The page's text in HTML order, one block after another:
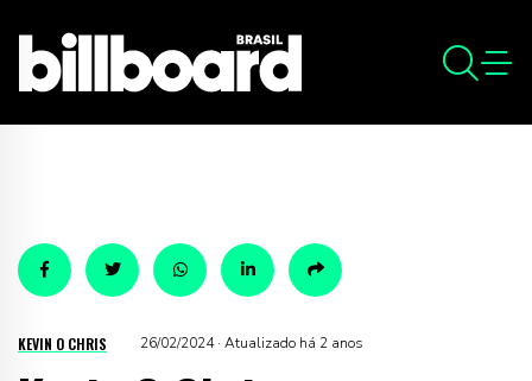
KEVIN O CHRIS 26/02/2024 · Atualizado há 2 anos